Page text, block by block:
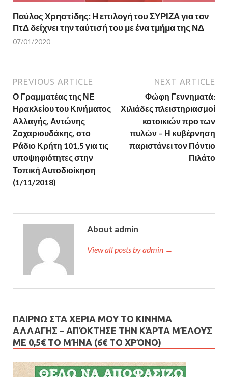
Παύλος Χρηστίδης: Η επιλογή του ΣΥΡΙΖΑ για τον
ΠτΔ δείχνει την ταύτισή του με ένα τμήμα της ΝΔ
07/01/2020
PREVIOUS ARTICLE
Ο Γραμματέας της ΝΕ
Ηρακλείου του Κινήματος
Αλλαγής, Αντώνης
Ζαχαριουδάκης, στο
Ράδιο Κρήτη 101,5 για τις
υποψηφιότητες στην
Τοπική Αυτοδιοίκηση
(1/11/2018)
NEXT ARTICLE
Φώφη Γεννηματά:
Χιλιάδες πλειστηριασμοί
κατοικιών προ των
πυλών – Η κυβέρνηση
παριστάνει τον Πόντιο
Πιλάτο
About admin
View all posts by admin →
ΠΑΙΡΝΩ ΣΤΑ ΧΕΡΙΑ ΜΟΥ ΤΟ ΚΙΝΗΜΑ
ΑΛΛΑΓΗΣ – AΠΌΚΤΗΣΕ ΤΗΝ ΚΆΡΤΑ ΜΈΛΟΥΣ
ΜΕ 0,5€ ΤΟ ΜΉΝΑ (6€ ΤΟ ΧΡΌΝΟ)